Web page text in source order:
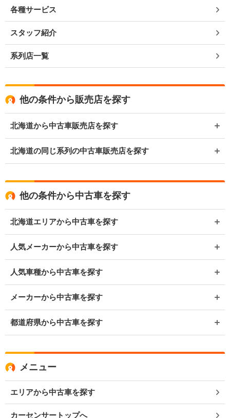
各種サービス
スタッフ紹介
系列店一覧
他の条件から販売店を探す
北海道から中古車販売店を探す
北海道の同じ系列の中古車販売店を探す
他の条件から中古車を探す
北海道エリアから中古車を探す
人気メーカーから中古車を探す
人気車種から中古車を探す
メーカーから中古車を探す
都道府県から中古車を探す
メニュー
エリアから中古車を探す
カーセンサートップへ